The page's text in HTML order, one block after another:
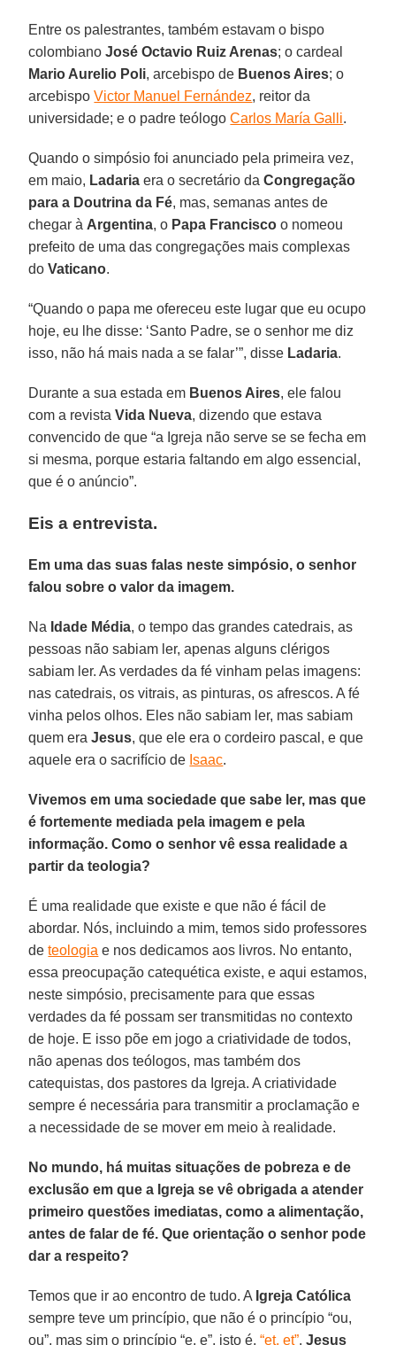
Entre os palestrantes, também estavam o bispo
colombianoJosé Octavio Ruiz Arenas; o cardeal
Mario Aurelio Poli, arcebispo de Buenos Aires; o
arcebispoVictor Manuel Fernández, reitor da
universidade; e o padre teólogoCarlos María Galli.
Quando o simpósio foi anunciado pela primeira vez,
em maio, Ladaria era o secretário daCongregação
para a Doutrina da Fé, mas, semanas antes de
chegar à Argentina, o Papa Francisco o nomeou
prefeito de uma das congregações mais complexas
doVaticano.
“Quando o papa me ofereceu este lugar que eu ocupo
hoje, eu lhe disse: ‘Santo Padre, se o senhor me diz
isso, não há mais nada a se falar’”, disse Ladaria.
Durante a sua estada em Buenos Aires, ele falou
com a revistaVida Nueva, dizendo que estava
convencido de que “a Igreja não serve se se fecha em
si mesma, porque estaria faltando em algo essencial,
que é o anúncio”.
Eis a entrevista.
Em uma das suas falas neste simpósio, o senhor
falou sobre o valor da imagem.
Na Idade Média, o tempo das grandes catedrais, as
pessoas não sabiam ler, apenas alguns clérigos
sabiam ler. As verdades da fé vinham pelas imagens:
nas catedrais, os vitrais, as pinturas, os afrescos. A fé
vinha pelos olhos. Eles não sabiam ler, mas sabiam
quem eraJesus, que ele era o cordeiro pascal, e que
aquele era o sacrifício de Isaac.
Vivemos em uma sociedade que sabe ler, mas que
é fortemente mediada pela imagem e pela
informação. Como o senhor vê essa realidade a
partir da teologia?
É uma realidade que existe e que não é fácil de
abordar. Nós, incluindo a mim, temos sido professores
deteologia e nos dedicamos aos livros. No entanto,
essa preocupação catequética existe, e aqui estamos,
neste simpósio, precisamente para que essas
verdades da fé possam ser transmitidas no contexto
de hoje. E isso põe em jogo a criatividade de todos,
não apenas dos teólogos, mas também dos
catequistas, dos pastores da Igreja. A criatividade
sempre é necessária para transmitir a proclamação e
a necessidade de se mover em meio à realidade.
No mundo, há muitas situações de pobreza e de
exclusão em que a Igreja se vê obrigada a atender
primeiro questões imediatas, como a alimentação,
antes de falar de fé. Que orientação o senhor pode
dar a respeito?
Temos que ir ao encontro de tudo. A Igreja Católica
sempre teve um princípio, que não é o princípio “ou,
ou”, mas sim o princípio “e, e”, isto é,“et, et”.Jesus